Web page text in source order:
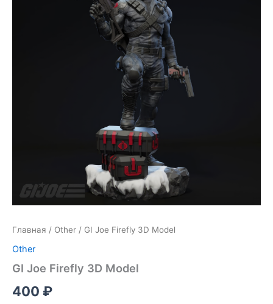
Главная / Other / GI Joe Firefly 3D Model
Other
GI Joe Firefly 3D Model
400 ₽